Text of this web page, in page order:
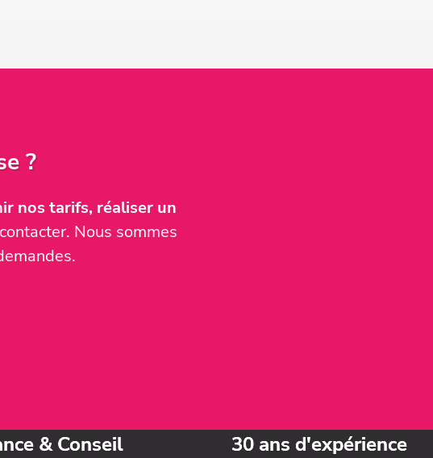
?
nos tarifs, réaliser un
Nous sommes
& Conseil 30 ans d'expérience